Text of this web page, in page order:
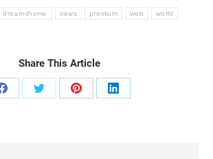
dream-theme news premium web world
Share This Article
Share
Share
Share
Share